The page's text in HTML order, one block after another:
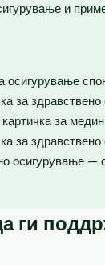
и
осигурување
за
за
за
осигурување —
ги